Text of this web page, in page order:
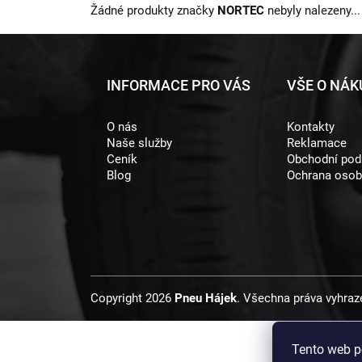
Tento web
Žádné produkty značky NORTEC nebyly nalezeny...
a
INFORMACE PRO VÁS
O nás
Naše služby
Ceník
Blog
VŠE O
Kontakty
Reklamace
Obchodní
Ochrana
Copyright 2026 Pneu Hájek. Všechna práva